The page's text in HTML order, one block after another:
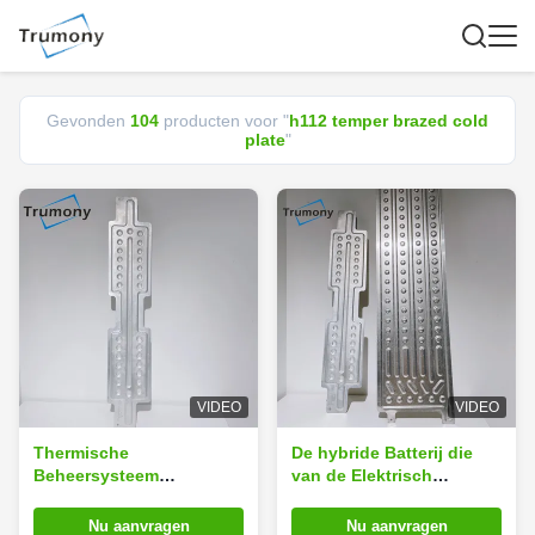
Gevonden 104 producten voor "h112 temper brazed cold
plate"
VIDEO
Thermische
Beheersysteem
Koude Plaatfsw Gelaste
Nu aanvragen
VIDEO
De hybride Batterij die
van de Elektrisch
Gesoldeerde Koude Plaat
Nu aanvragen